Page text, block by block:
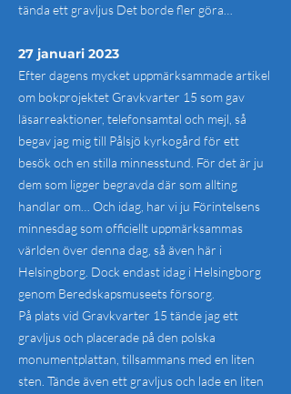
tända ett gravljus Det borde fler göra…
27 januari 2023
Efter dagens mycket uppmärksammade artikel
om bokprojektet Gravkvarter 15 som gav
läsarreaktioner, telefonsamtal och mejl, så
begav jag mig till Pålsjö kyrkogård för ett
besök och en stilla minnesstund. För det är ju
dem som ligger begravda där som allting
handlar om… Och idag, har vi ju Förintelsens
minnesdag som officiellt uppmärksammas
världen över denna dag, så även här i
Helsingborg. Dock endast idag i Helsingborg
genom Beredskapsmuseets försorg.
På plats vid Gravkvarter 15 tände jag ett
gravljus och placerade på den polska
monumentplattan, tillsammans med en liten
sten. Tände även ett gravljus och lade en liten